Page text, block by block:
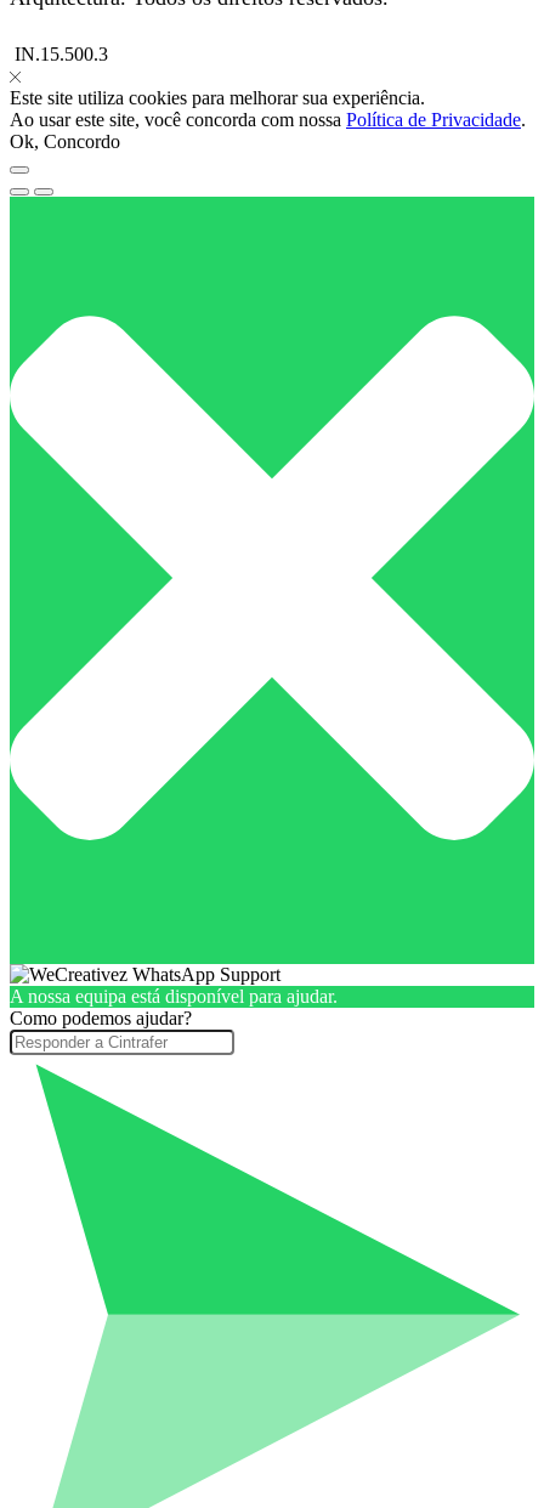
IN.15.500.3
Este site utiliza cookies para melhorar sua experiência.
Ao usar este site, você concorda com nossa Política de Privacidade.
Ok, Concordo
A nossa equipa está disponível para ajudar.
Como podemos ajudar?